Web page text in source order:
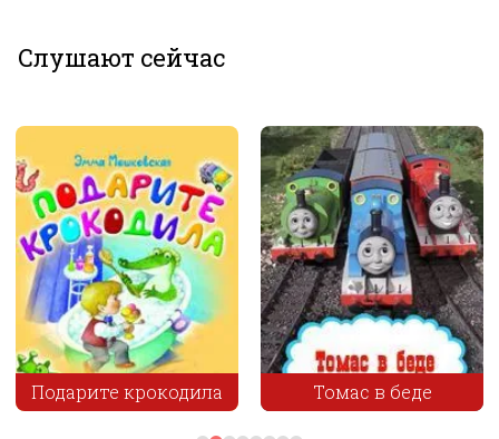
Слушают сейчас
Томас в беде Людочка